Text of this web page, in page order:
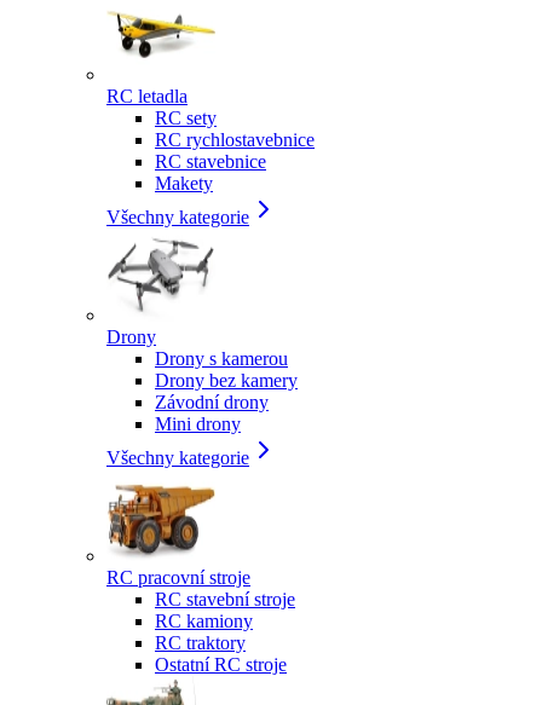
RC letadla
RC sety
RC rychlostavebnice
RC stavebnice
Makety
Všechny kategorie
Drony
Drony s kamerou
Drony bez kamery
Závodní drony
Mini drony
Všechny kategorie
RC pracovní stroje
RC stavební stroje
RC kamiony
RC traktory
Ostatní RC stroje